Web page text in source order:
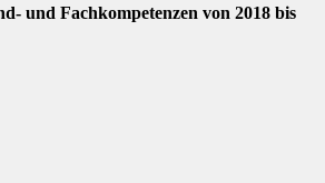
und Fachkompetenzen von 2018 bis